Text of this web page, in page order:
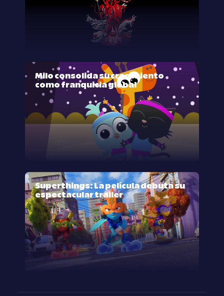
Milo consolida su crecimiento
como franquicia global
Superthings: La película debuta su
espectacular trailer